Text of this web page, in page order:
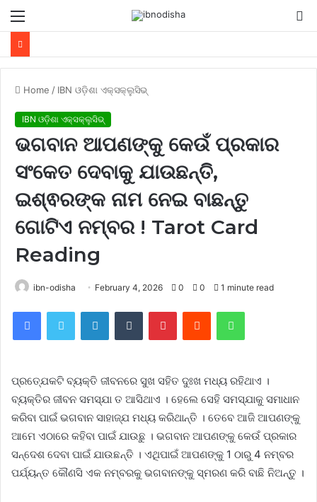
Menu
Home / IBN ଓଡ଼ିଶା ଏକ୍ସକ୍ଲୁସିଭ୍
IBN ଓଡ଼ିଶା ଏକ୍ସକ୍ଲୁସିଭ୍
ଭଗବାନ ଆପଣଙ୍କୁ କେଉଁ ପ୍ରକାର
ସଂକେତ ଦେବାକୁ ଯାଉଛନ୍ତି,
ଇଶ୍ଵରଙ୍କ ନାମ ନେଇ ବାଛନ୍ତୁ
ଗୋଟିଏ ନମ୍ବର ! Tarot Card
Reading
ibn-odisha February 4, 2026 0 0 1 minute read
FacebookTwitter LinkedInTumblr PinterestReddit WhatsApp
ପ୍ରତ୍ଯେକଟି ବ୍ୟକ୍ତି ଜୀବନରେ ସୁଖ ସହିତ ଦୁଃଖ ମଧ୍ୟ ରହିଥାଏ ।
ବ୍ୟକ୍ତିର ଜୀବନ ସମସ୍ଯା ତ ଆସିଥାଏ । ହେଲେ ସେହି ସମସ୍ଯାକୁ ସମାଧାନ
କରିବା ପାଇଁ ଭଗବାନ ସାହାଜ୍ଯ ମଧ୍ୟ କରିଥାନ୍ତି । ତେବେ ଆଜି ଆପଣଙ୍କୁ
ଆମେ ଏଠାରେ କହିବା ପାଇଁ ଯାଉଛୁ । ଭଗବାନ ଆପଣଙ୍କୁ କେଉଁ ପ୍ରକାର
ସନ୍ଦେଶ ଦେବା ପାଇଁ ଯାଉଛନ୍ତି । ଏଥିପାଇଁ ଆପଣଙ୍କୁ 1 ଠାରୁ 4 ନମ୍ବର
ପର୍ଯ୍ୟନ୍ତ କୌଣସି ଏକ ନମ୍ବରକୁ ଭଗବାନଙ୍କୁ ସ୍ମରଣ କରି ବାଛି ନିଅନ୍ତୁ ।